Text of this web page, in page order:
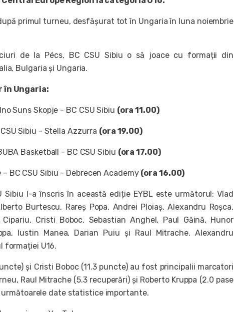
primul turneu, desfășurat tot în Ungaria în luna noiembrie
de la Pécs, BC CSU Sibiu o să joace cu formații din
Bulgaria și Ungaria.
în Ungaria:
Suns Skopje - BC CSU Sibiu (ora 11.00)
Sibiu - Stella Azzurra (ora 19.00)
Basketball - BC CSU Sibiu (ora 17.00)
– BC CSU Sibiu - Debrecen Academy (ora 16.00)
Sibiu l-a înscris în această ediție EYBL este următorul: Vlad
Burtescu, Rareș Popa, Andrei Ploiaș, Alexandru Roșca,
Cipariu, Cristi Boboc, Sebastian Anghel, Paul Găină, Hunor
Iustin Manea, Darian Puiu și Raul Mitrache. Alexandru
formației U16.
și Cristi Boboc (11.3 puncte) au fost principalii marcatori
Raul Mitrache (5.3 recuperări) și Roberto Kruppa (2.0 pase
date statistice importante.